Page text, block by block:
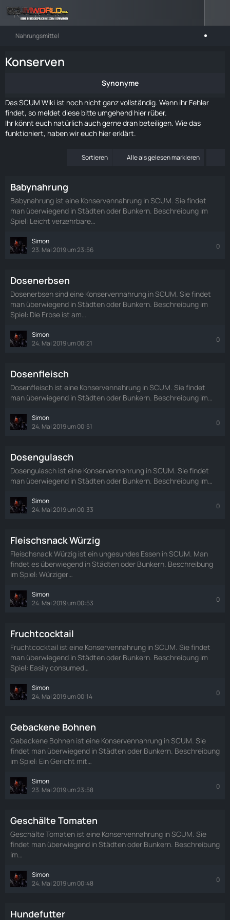
Nahrungsmittel
Konserven
Synonyme
Das SCUM Wiki ist noch nicht ganz vollständig. Wenn ihr Fehler
findet, so meldet diese bitte umgehend hier rüber.
Ihr könnt euch natürlich auch gerne dran beteiligen. Wie das
funktioniert, haben wir euch hiererklärt.
Sortieren Alle als gelesen markieren
Babynahrung
Babynahrung ist eine Konservennahrung in SCUM. Sie findet
man überwiegend in Städten oder Bunkern. Beschreibung im
Spiel: Leicht verzehrbare…
Simon
23. Mai 2019 um 23:56
0
Dosenerbsen
Dosenerbsen sind eine Konservennahrung in SCUM. Sie findet
man überwiegend in Städten oder Bunkern. Beschreibung im
Spiel: Die Erbse ist am…
Simon
24. Mai 2019 um 00:21
0
Dosenfleisch
Dosenfleisch ist eine Konservennahrung in SCUM. Sie findet
man überwiegend in Städten oder Bunkern. Beschreibung im…
Simon
24. Mai 2019 um 00:51
0
Dosengulasch
Dosengulasch ist eine Konservennahrung in SCUM. Sie findet
man überwiegend in Städten oder Bunkern. Beschreibung im…
Simon
24. Mai 2019 um 00:33
0
Fleischsnack Würzig
Fleischsnack Würzig ist ein ungesundes Essen in SCUM. Man
findet es überwiegend in Städten oder Bunkern. Beschreibung
im Spiel: Würziger…
Simon
24. Mai 2019 um 00:53
0
Fruchtcocktail
Fruchtcocktail ist eine Konservennahrung in SCUM. Sie findet
man überwiegend in Städten oder Bunkern. Beschreibung im
Spiel: Easily consumed…
Simon
24. Mai 2019 um 00:14
0
Gebackene Bohnen
Gebackene Bohnen ist eine Konservennahrung in SCUM. Sie
findet man überwiegend in Städten oder Bunkern. Beschreibung
im Spiel: Ein Gericht mit…
Simon
23. Mai 2019 um 23:58
0
Geschälte Tomaten
Geschälte Tomaten ist eine Konservennahrung in SCUM. Sie
findet man überwiegend in Städten oder Bunkern. Beschreibung
im…
Simon
24. Mai 2019 um 00:48
0
Hundefutter